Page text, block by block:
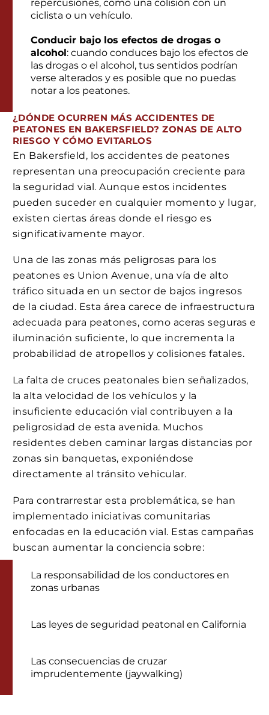
repercusiones, como una colisión con un
ciclista o un vehículo.
Conducir bajo los efectos de drogas o
alcohol: cuando conduces bajo los efectos de
las drogas o el alcohol, tus sentidos podrían
verse alterados y es posible que no puedas
notar a los peatones.
¿DÓNDE OCURREN MÁS ACCIDENTES DE
PEATONES EN BAKERSFIELD? ZONAS DE ALTO
RIESGO Y CÓMO EVITARLOS
En Bakersfield, los accidentes de peatones
representan una preocupación creciente para
la seguridad vial. Aunque estos incidentes
pueden suceder en cualquier momento y lugar,
existen ciertas áreas donde el riesgo es
significativamente mayor.
Una de las zonas más peligrosas para los
peatones es Union Avenue, una vía de alto
tráfico situada en un sector de bajos ingresos
de la ciudad. Esta área carece de infraestructura
adecuada para peatones, como aceras seguras e
iluminación suficiente, lo que incrementa la
probabilidad de atropellos y colisiones fatales.
La falta de cruces peatonales bien señalizados,
la alta velocidad de los vehículos y la
insuficiente educación vial contribuyen a la
peligrosidad de esta avenida. Muchos
residentes deben caminar largas distancias por
zonas sin banquetas, exponiéndose
directamente al tránsito vehicular.
Para contrarrestar esta problemática, se han
implementado iniciativas comunitarias
enfocadas en la educación vial. Estas campañas
buscan aumentar la conciencia sobre:
La responsabilidad de los conductores en
zonas urbanas
Las leyes de seguridad peatonal en California
Las consecuencias de cruzar
imprudentemente (jaywalking)